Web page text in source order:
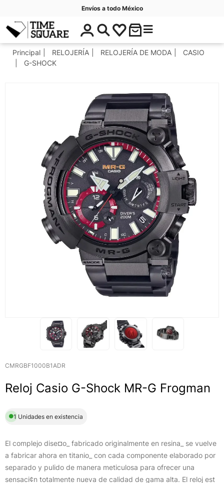
Envíos a todo México
Timesquare
$
0
.
C
t
r
í
a
s
Principal RELOJERÍA RELOJERÍA DE MODA
CASIO
G-SHOCK
CMRGBF1000B1ADR
Reloj Casio G-Shock MR-G Frogman
1 Unidades en existencia
El complejo dise¤o_ fabricado originalmente en resina_ se vuelve
a fabricar ahora en titanio_ con cada componente elaborado por
separado y pulido de manera meticulosa para ofrecer una
sensaci¢n totalmente nueva de calidad de gama alta. El reloj est